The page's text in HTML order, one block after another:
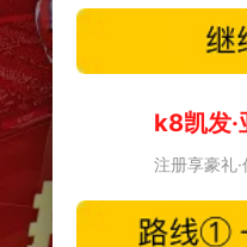
k8凯发·
注册享豪礼